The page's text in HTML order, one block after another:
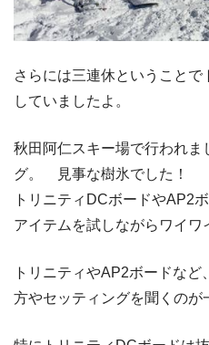
さらには三連休ということ
していましたよ。
秋田阿仁スキー場で行われ
グ。 見事な樹氷でした！
トリニティDCボードやAP2
アイテムを試しながらワイワ
トリニティやAP2ボードな
方やセッティングを聞くのが